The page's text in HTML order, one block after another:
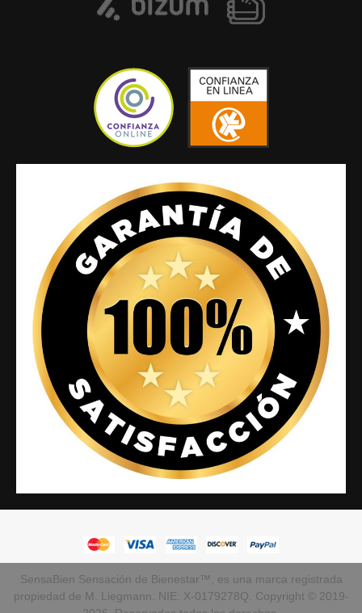
SensaBien Sensación de Bienestar™, es una marca registrada
propiedad de M. Liegmann. NIE: X-0179278Q. Copyright © 2019-